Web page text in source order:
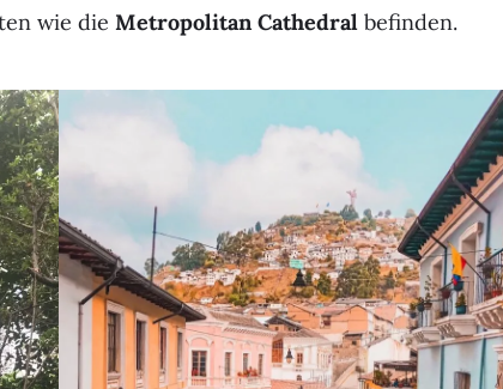
wie die Metropolitan Cathedral befinden.